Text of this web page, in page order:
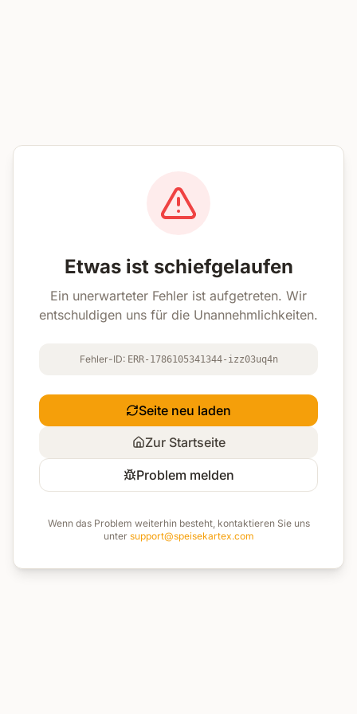
Etwas ist schiefgelaufen
Ein unerwarteter Fehler ist aufgetreten. Wir
entschuldigen uns für die Unannehmlichkeiten.
Fehler-ID: ERR-1786105341344-izz03uq4n
Seite neu laden
Zur Startseite
Problem melden
Wenn das Problem weiterhin besteht, kontaktieren Sie uns
unter support@speisekartex.com